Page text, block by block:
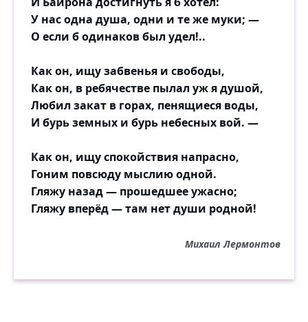
У нас одна душа, одни и те же муки; —
О если б одинаков был удел!..
Как он, ищу забвенья и свободы,
Как он, в ребячестве пылал уж я душой,
Любил закат в горах, пенящиеся воды,
И бурь земных и бурь небесных вой. —
Как он, ищу спокойствия напрасно,
Гоним повсюду мыслию одной.
Гляжу назад — прошедшее ужасно;
Гляжу вперёд — там нет души родной!
Михаил Лермонтов